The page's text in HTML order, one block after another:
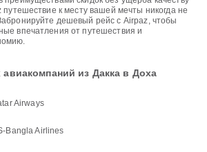
к месту вашей мечты никогда не
дешевый рейс с Airpaz, чтобы
впечатления от путешествия и
из Дакка в Доха
Airways
Bangla Airlines